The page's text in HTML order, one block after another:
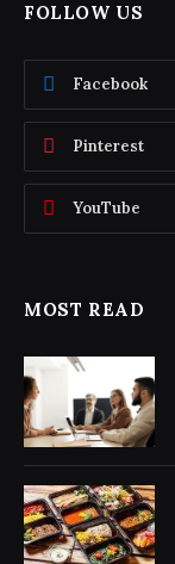
FOLLOW US
Facebook
Pinterest
YouTube
MOST READ